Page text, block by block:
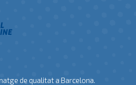
de qualitat a Barcelona.